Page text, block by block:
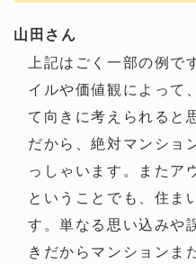
山田さん
上記はごく一部の例で
イルや価値観によって
て向きに考えられると
だから、絶対マンショ
っしゃいます。またア
ということでも、住ま
す。単なる思い込みや
きだからマンションま